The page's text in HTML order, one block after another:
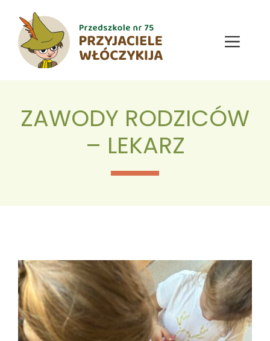
treści
Menu
ZAWODY RODZICÓW
– LEKARZ